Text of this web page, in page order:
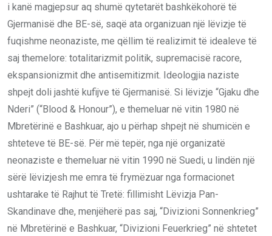
i kanë magjepsur aq shumë qytetarët bashkëkohorë të
Gjermanisë dhe BE-së, saqë ata organizuan një lëvizje të
fuqishme neonaziste, me qëllim të realizimit të idealeve të
saj themelore: totalitarizmit politik, supremacisë racore,
ekspansionizmit dhe antisemitizmit. Ideologjia naziste
shpejt doli jashtë kufijve të Gjermanisë. Si lëvizje “Gjaku dhe
Nderi” (“Blood & Honour”), e themeluar në vitin 1980 në
Mbretërinë e Bashkuar, ajo u përhap shpejt në shumicën e
shteteve të BE-së. Për më tepër, nga një organizatë
neonaziste e themeluar në vitin 1990 në Suedi, u lindën një
sërë lëvizjesh me emra të frymëzuar nga formacionet
ushtarake të Rajhut të Tretë: fillimisht Lëvizja Pan-
Skandinave dhe, menjëherë pas saj, “Divizioni Sonnenkrieg”
në Mbretërinë e Bashkuar, “Divizioni Feuerkrieg” në shtetet